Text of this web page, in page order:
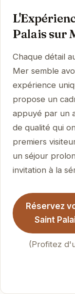
Palais sur
Chaque détail
Mer semble
expérience
propose un
appuyé par un
de qualité qui
premiers
un séjour
invitation à la
Réservez
Saint
(Profitez